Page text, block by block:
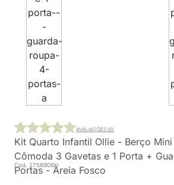
Kit Quarto Infantil Ollie - Berço
Cômoda 3 Gavetas e 1 Porta +
Portas - Areia Fosco
Cod. 2758908ki
AVALIAÇÕES (0)